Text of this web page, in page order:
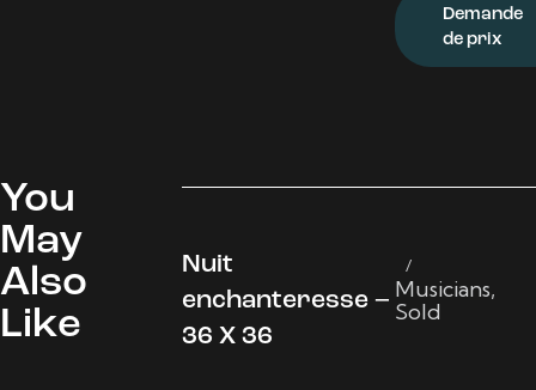
Demande
de prix
You
May
Also
Like
Musicians,
Sold
Nuit
enchanteresse –
36 X 36